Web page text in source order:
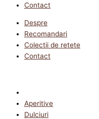
Contact
Despre
Recomandari
Colectii de retete
Contact
Aperitive
Dulciuri